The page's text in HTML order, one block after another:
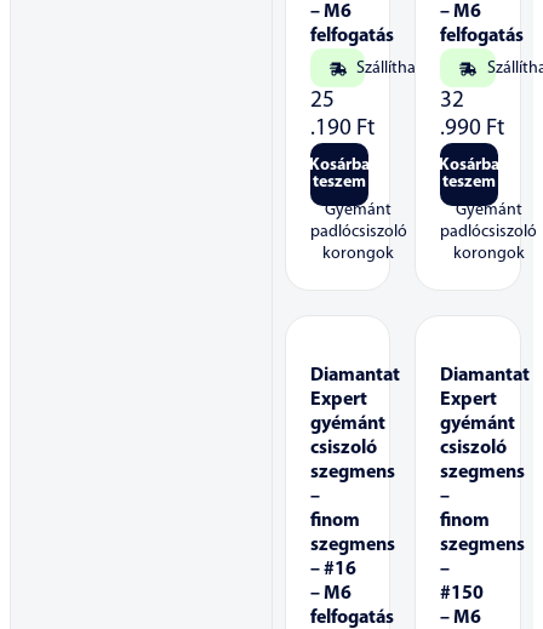
– M6
felfogatás
Szállítható
25
.190 Ft
Kosárba
teszem
Gyémánt
padlócsiszoló
korongok
– M6
felfogatás
32
.990 Ft
Kosárba
teszem
Gyémánt
padlócsiszoló
korongok
Diamantat
Expert
gyémánt
csiszoló
szegmens
–
finom
szegmens
– #16
– M6
felfogatás
Diamantat
Expert
gyémánt
csiszoló
szegmens
–
finom
szegmens
–
#150
– M6